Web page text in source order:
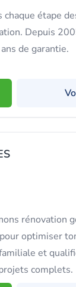
étape
Depuis
de garantie.
rénovation
optimiser
et
complets.